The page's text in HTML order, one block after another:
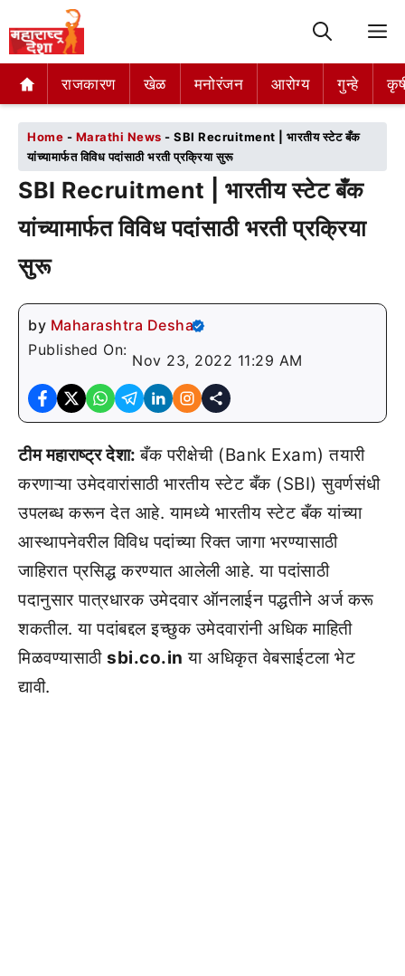
राजकारण खेळ मनोरंजन आरोग्य गुन्हे
राजकारण खेळ मनोरंजन आरोग्य गुन्हे
Home - Marathi News - SBI Recruitment | भारतीय स्टेट बँक
यांच्यामार्फत विविध पदांसाठी भरती प्रक्रिया सुरू
SBI Recruitment | भारतीय स्टेट बँक
यांच्यामार्फत विविध पदांसाठी भरती प्रक्रिया
सुरू
by Maharashtra Desha
Published On:
Nov 23, 2022 11:29 AM
टीम महाराष्ट्र देशा:बँक परीक्षेची (Bank Exam) तयारी
करणाऱ्या उमेदवारांसाठी भारतीय स्टेट बँक (SBI) सुवर्णसंधी
उपलब्ध करून देत आहे. यामध्ये भारतीय स्टेट बँक यांच्या
आस्थापनेवरील विविध पदांच्या रिक्त जागा भरण्यासाठी
जाहिरात प्रसिद्ध करण्यात आलेली आहे. या पदांसाठी
पदानुसार पात्रधारक उमेदवार ऑनलाईन पद्धतीने अर्ज करू
शकतील. या पदांबद्दल इच्छुक उमेदवारांनी अधिक माहिती
मिळवण्यासाठी sbi.co.in या अधिकृत वेबसाईटला भेट
द्यावी.